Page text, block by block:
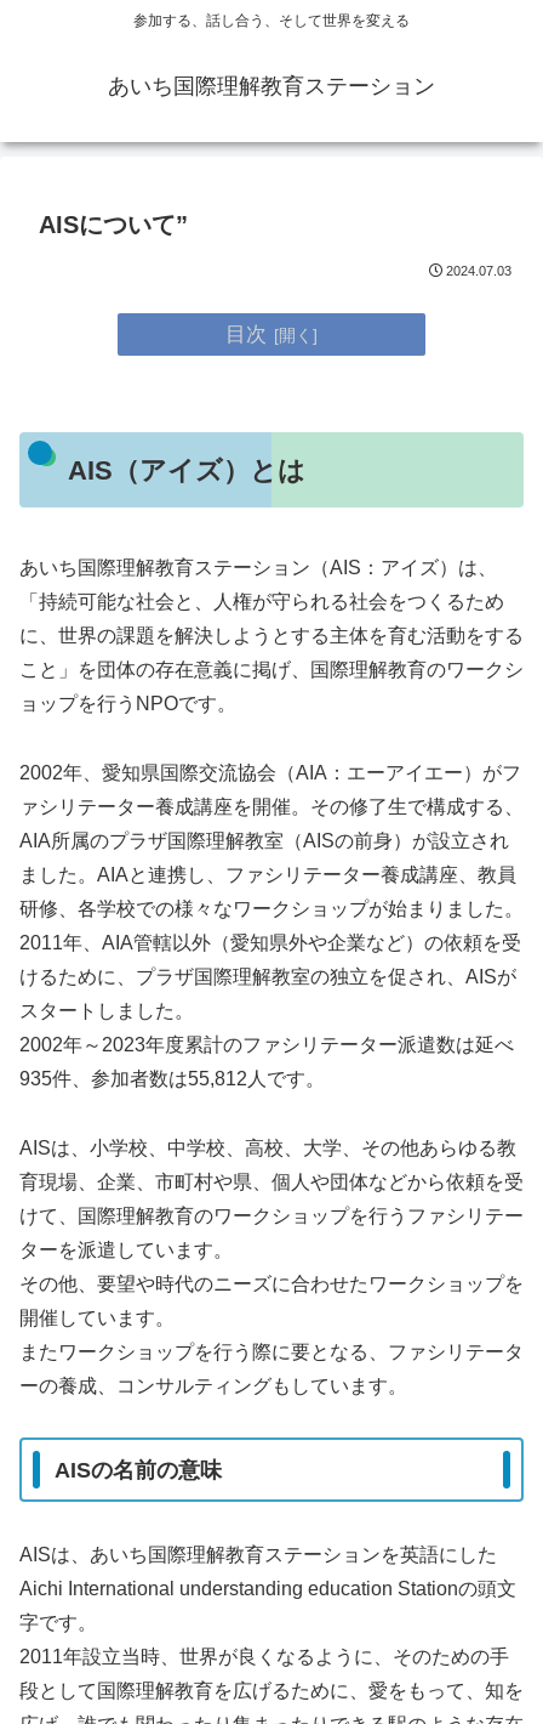
参加する、話し合う、そして世界を変える
あいち国際理解教育ステーション
AISについて”
2024.07.03
目次
AIS（アイズ）とは
あいち国際理解教育ステーション（AIS：アイズ）は、
「持続可能な社会と、人権が守られる社会をつくるため
に、世界の課題を解決しようとする主体を育む活動をする
こと」を団体の存在意義に掲げ、国際理解教育のワークシ
ョップを行うNPOです。
2002年、愛知県国際交流協会（AIA：エーアイエー）がフ
ァシリテーター養成講座を開催。その修了生で構成する、
AIA所属のプラザ国際理解教室（AISの前身）が設立され
ました。AIAと連携し、ファシリテーター養成講座、教員
研修、各学校での様々なワークショップが始まりました。
2011年、AIA管轄以外（愛知県外や企業など）の依頼を受
けるために、プラザ国際理解教室の独立を促され、AISが
スタートしました。
2002年～2023年度累計のファシリテーター派遣数は延べ
935件、参加者数は55,812人です。
AISは、小学校、中学校、高校、大学、その他あらゆる教
育現場、企業、市町村や県、個人や団体などから依頼を受
けて、国際理解教育のワークショップを行うファシリテー
ターを派遣しています。
その他、要望や時代のニーズに合わせたワークショップを
開催しています。
またワークショップを行う際に要となる、ファシリテータ
ーの養成、コンサルティングもしています。
AISの名前の意味
AISは、あいち国際理解教育ステーションを英語にした
Aichi International understanding education Stationの頭文
字です。
2011年設立当時、世界が良くなるように、そのための手
段として国際理解教育を広げるために、愛をもって、知を